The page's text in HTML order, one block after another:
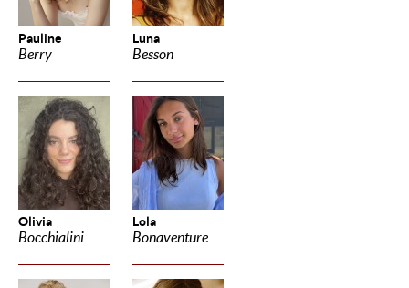
Pauline
Berry
Luna
Besson
Olivia
Bocchialini
Lola
Bonaventure